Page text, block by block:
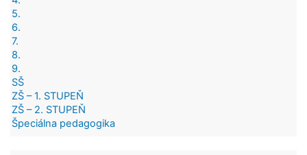
5.
6.
7.
8.
9.
SŠ
ZŠ – 1. STUPEŇ
ZŠ – 2. STUPEŇ
Špeciálna pedagogika